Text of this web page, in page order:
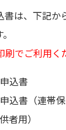
書は、下記か
でご利用く
込書
込書（連帯
者用）